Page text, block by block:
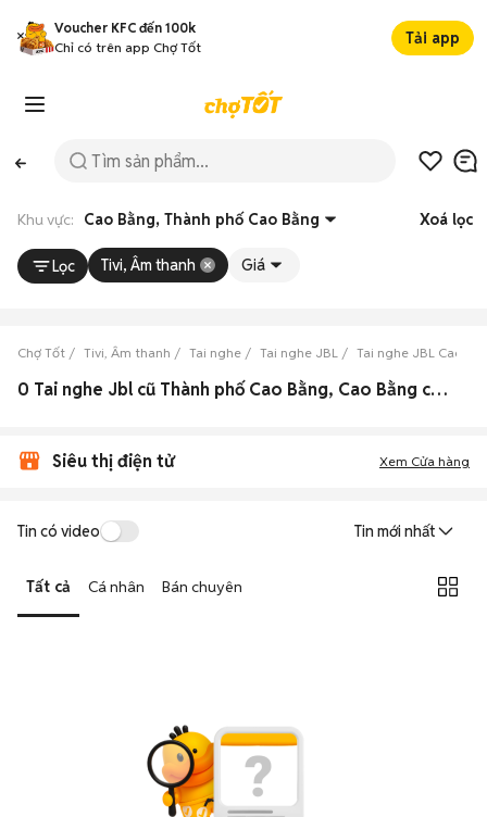
Voucher KFC đến 100k
Chỉ có trên app Chợ Tốt
Tải app
Khu vực: Cao Bằng, Thành phố Cao Bằng Xoá lọc
Lọc Tivi, Âm thanh Giá
Chợ Tốt Tivi, Âm thanh Tai nghe Tai nghe JBL Tai nghe JBL Cao
0 Tai nghe Jbl cũ Thành phố Cao Bằng, Cao Bằng chính hãng
Siêu thị điện tử Xem Cửa hàng
Tin có video Tin mới nhất
Tất cả Cá nhân Bán chuyên